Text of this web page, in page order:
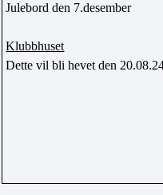
Julebord den 7.desember
Klubbhuset
Dette vil bli hevet den